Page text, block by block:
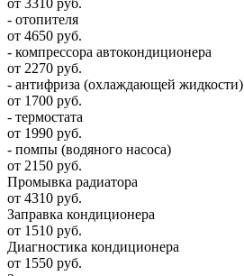
от 3310 руб.
- отопителя
от 4650 руб.
- компрессора автокондиционера
от 2270 руб.
- антифриза (охлаждающей жидкости)
от 1700 руб.
- термостата
от 1990 руб.
- помпы (водяного насоса)
от 2150 руб.
Промывка радиатора
от 4310 руб.
Заправка кондиционера
от 1510 руб.
Диагностика кондиционера
от 1550 руб.